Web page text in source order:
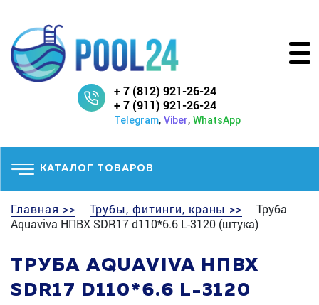
+ 7 (812) 921-26-24
+ 7 (911) 921-26-24
Telegram, Viber, WhatsApp
КАТАЛОГ ТОВАРОВ
Главная >> Трубы, фитинги, краны >>
Труба
Aquaviva НПВХ SDR17 d110*6.6 L-3120 (штука)
ТРУБА AQUAVIVA НПВХ
SDR17 D110*6.6 L-3120